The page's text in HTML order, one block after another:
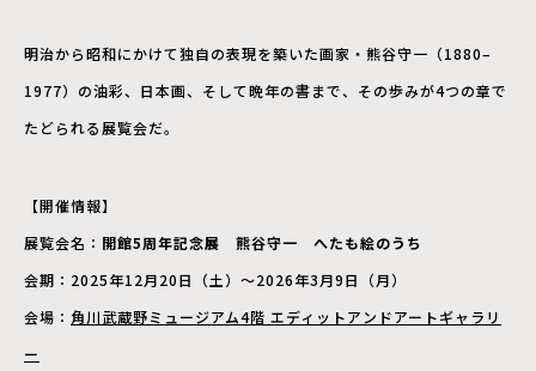
明治から昭和にかけて独自の表現を築いた画家・熊谷守一（1880–
1977）の油彩、日本画、そして晩年の書まで、その歩みが4つの章で
たどられる展覧会だ。
【開催情報】
展覧会名： 開館5周年記念展 熊谷守一 へたも絵のうち
会期：2025年12月20日（土）〜2026年3月9日（月）
会場： 角川武蔵野ミュージアム4階 エディットアンドアートギャラリ
ー